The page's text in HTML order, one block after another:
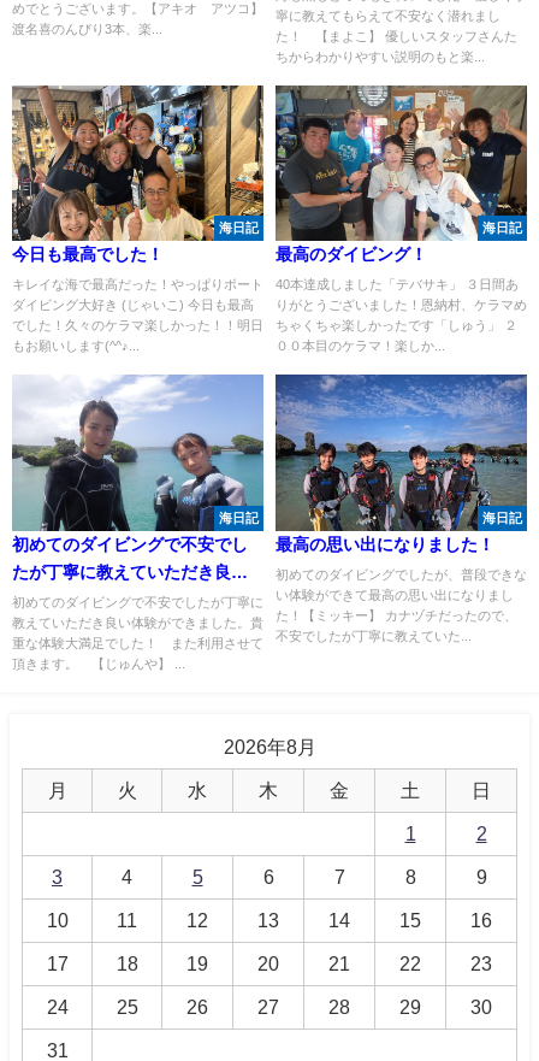
めでとうございます。【アキオ アツコ】
渡名喜のんびり3本、楽...
寧に教えてもらえて不安なく潜れまし
た！ 【まよこ】 優しいスタッフさんた
ちからわかりやすい説明のもと楽...
海日記
今日も最高でした！
キレイな海で最高だった！やっぱりボート
ダイビング大好き (じゃいこ) 今日も最高
でした！久々のケラマ楽しかった！！明日
もお願いします(^^♪...
海日記
最高のダイビング！
40本達成しました「テバサキ」 ３日間あ
りがとうございました！恩納村、ケラマめ
ちゃくちゃ楽しかったです「しゅう」 ２
００本目のケラマ！楽しか...
海日記
初めてのダイビングで不安でし
たが丁寧に教えていただき良い
体験ができました。
初めてのダイビングで不安でしたが丁寧に
教えていただき良い体験ができました。貴
重な体験大満足でした！ また利用させて
頂きます。 【じゅんや】 ...
海日記
最高の思い出になりました！
初めてのダイビングでしたが、普段できな
い体験ができて最高の思い出になりまし
た！【ミッキー】 カナヅチだったので、
不安でしたが丁寧に教えていた...
2026年8月
月 火 水 木 金 土 日
1 2
3 4 5 6 7 8 9
10 11 12 13 14 15 16
17 18 19 20 21 22 23
24 25 26 27 28 29 30
31